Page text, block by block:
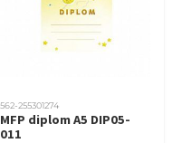
562-255301274
MFP diplom A5 DIP05-
011